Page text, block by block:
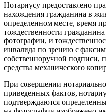
Нотариусу предоставлено
нахождения гражданина в
определенном месте, время
тождественности
фотографии, и
инвалида по зрению с
собственноручной подписи,
средства механического
При совершении
приведенных фактов,
подтверждаются